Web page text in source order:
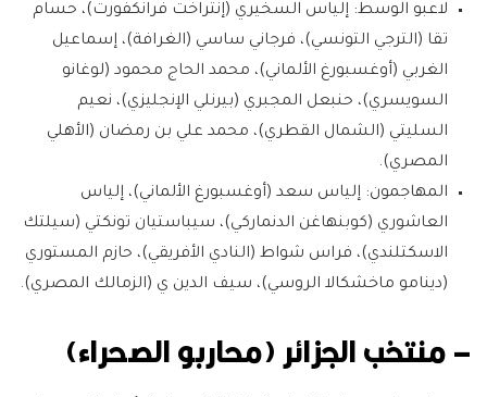
لاعبو الوسط: إلياس السخيري (إنتراخت فرانكفورت)، حسام
تقا (الترجي التونسي)، فرجاني ساسي (الغرافة)، إسماعيل
الغربي (أوغسبورغ الألماني)، محمد الحاج محمود (لوغانو
السويسري)، حنبعل المجبري (بيرنلي الإنجليزي)، نعيم
السليتي (الشمال القطري)، محمد علي بن رمضان (الأهلي
المصري).
المهاجمون: إلياس سعد (أوغسبورغ الألماني)، إلياس
العاشوري (كوبنهاغن الدنماركي)، سيباستيان تونكتي (سيلتك
الاسكتلندي)، فراس شواط (النادي الأفريقي)، حازم المستوري
(دينامو ماخشكالا الروسي)، سيف الدين ي (الزمالك المصري).
– منتخب الجزائر (محاربو الصحراء)